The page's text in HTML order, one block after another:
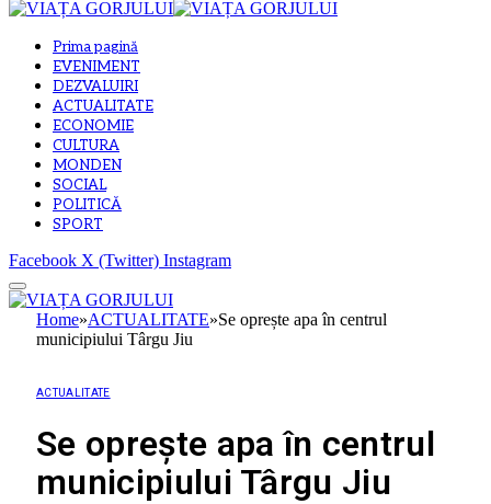
Prima pagină
EVENIMENT
DEZVALUIRI
ACTUALITATE
ECONOMIE
CULTURA
MONDEN
SOCIAL
POLITICĂ
SPORT
Facebook X (Twitter) Instagram
Home»ACTUALITATE»Se oprește apa în centrul
municipiului Târgu Jiu
ACTUALITATE
Se oprește apa în centrul
municipiului Târgu Jiu